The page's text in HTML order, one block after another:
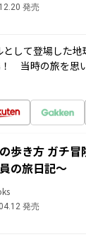
発売
して登場した
当時の旅を思
歩き方 ガチ冒
の旅日記～
発売